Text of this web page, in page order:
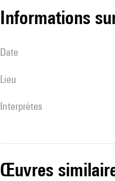
informations
date
lieu
interprètes
œuvres